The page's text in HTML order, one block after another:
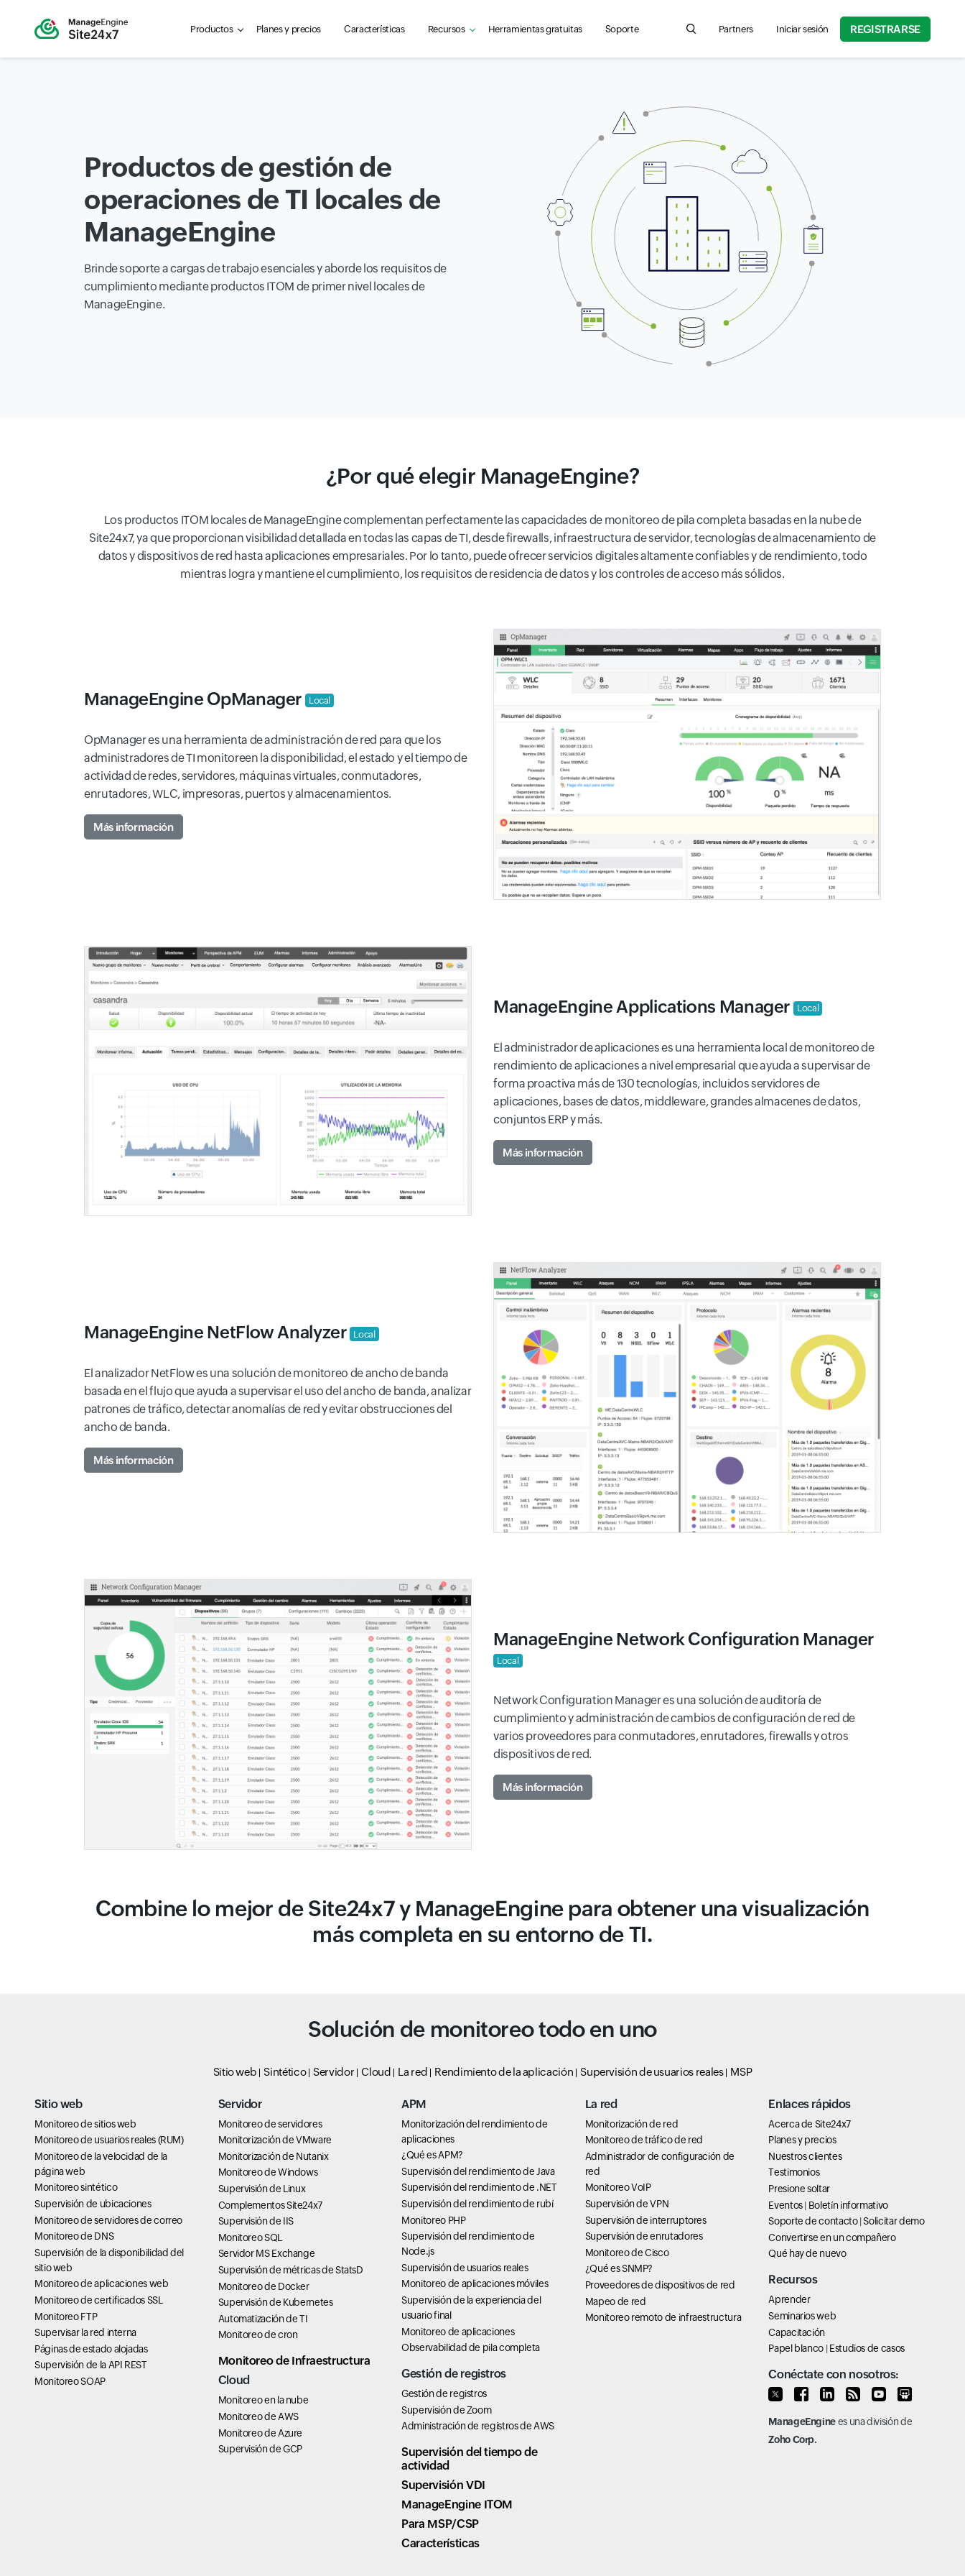
Productos Planes y precios Características Recursos Herramientas gratuitas Soporte Search for product information, help articles, and
Partners Iniciar sesión REGISTRARSE
Productos de gestión de
operaciones de TI locales de
ManageEngine
Brinde soporte a cargas de trabajo esenciales y aborde los requisitos de
cumplimiento mediante productos ITOM de primer nivel locales de
ManageEngine.
¿Por qué elegir ManageEngine?
Los productos ITOM locales de ManageEngine complementan perfectamente las capacidades de monitoreo de pila completa basadas en la nube de
Site24x7, ya que proporcionan visibilidad detallada en todas las capas de TI, desde firewalls, infraestructura de servidor, tecnologías de almacenamiento de
datos y dispositivos de red hasta aplicaciones empresariales. Por lo tanto, puede ofrecer servicios digitales altamente confiables y de rendimiento, todo
mientras logra y mantiene el cumplimiento, los requisitos de residencia de datos y los controles de acceso más sólidos.
ManageEngine OpManager Local
OpManager es una herramienta de administración de red para que los
administradores de TI monitoreen la disponibilidad, el estado y el tiempo de
actividad de redes, servidores, máquinas virtuales, conmutadores,
enrutadores, WLC, impresoras, puertos y almacenamientos.
Más información
ManageEngine Applications Manager Local
El administrador de aplicaciones es una herramienta local de monitoreo de
rendimiento de aplicaciones a nivel empresarial que ayuda a supervisar de
forma proactiva más de 130 tecnologías, incluidos servidores de
aplicaciones, bases de datos, middleware, grandes almacenes de datos,
conjuntos ERP y más.
Más información
ManageEngine NetFlow Analyzer Local
El analizador NetFlow es una solución de monitoreo de ancho de banda
basada en el flujo que ayuda a supervisar el uso del ancho de banda, analizar
patrones de tráfico, detectar anomalías de red y evitar obstrucciones del
ancho de banda.
Más información
ManageEngine Network Configuration Manager
Local
Network Configuration Manager es una solución de auditoría de
cumplimiento y administración de cambios de configuración de red de
varios proveedores para conmutadores, enrutadores, firewalls y otros
dispositivos de red.
Más información
Combine lo mejor de Site24x7 y ManageEngine para obtener una visualización
más completa en su entorno de TI.
Solución de monitoreo todo en uno
Sitio web Sintético Servidor Cloud La red Rendimiento de la aplicación Supervisión de usuarios reales MSP
Sitio web
Monitoreo de sitios web
Monitoreo de usuarios reales (RUM)
Monitoreo de la velocidad de la
página web
Monitoreo sintético
Supervisión de ubicaciones
Monitoreo de servidores de correo
Monitoreo de DNS
Supervisión de la disponibilidad del
sitio web
Monitoreo de aplicaciones web
Monitoreo de certificados SSL
Monitoreo FTP
Supervisar la red interna
Páginas de estado alojadas
Supervisión de la API REST
Monitoreo SOAP
Servidor
Monitoreo de servidores
Monitorización de VMware
Monitorización de Nutanix
Monitoreo de Windows
Supervisión de Linux
Complementos Site24x7
Supervisión de IIS
Monitoreo SQL
Servidor MS Exchange
Supervisión de métricas de StatsD
Monitoreo de Docker
Supervisión de Kubernetes
Automatización de TI
Monitoreo de cron
Monitoreo de Infraestructura
Cloud
Monitoreo en la nube
Monitoreo de AWS
Monitoreo de Azure
Supervisión de GCP
APM
Monitorización del rendimiento de
aplicaciones
¿Qué es APM?
Supervisión del rendimiento de Java
Supervisión del rendimiento de .NET
Supervisión del rendimiento de rubí
Monitoreo PHP
Supervisión del rendimiento de
Node.js
Supervisión de usuarios reales
Monitoreo de aplicaciones móviles
Supervisión de la experiencia del
usuario final
Monitoreo de aplicaciones
Observabilidad de pila completa
Gestión de registros
Gestión de registros
Supervisión de Zoom
Administración de registros de AWS
Supervisión del tiempo de
actividad
Supervisión VDI
ManageEngine ITOM
Para MSP/CSP
Características
La red
Monitorización de red
Monitoreo de tráfico de red
Administrador de configuración de
red
Monitoreo VoIP
Supervisión de VPN
Supervisión de interruptores
Supervisión de enrutadores
Monitoreo de Cisco
¿Qué es SNMP?
Proveedores de dispositivos de red
Mapeo de red
Monitoreo remoto de infraestructura
Enlaces rápidos
Acerca de Site24x7
Planes y precios
Nuestros clientes
Testimonios
Presione soltar
Eventos| Boletín informativo
Soporte de contacto|Solicitar demo
Convertirse en un compañero
Qué hay de nuevo
Recursos
Aprender
Seminarios web
Capacitación
Papel blanco |Estudios de casos
Conéctate con nosotros:
ManageEnginees una división de
Zoho Corp.